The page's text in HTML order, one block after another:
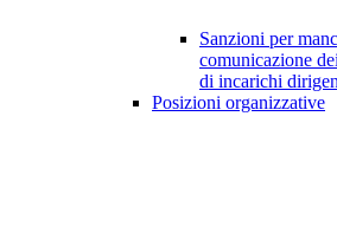
Sanzioni per
comunicazione
di incarichi
Posizioni organizzative